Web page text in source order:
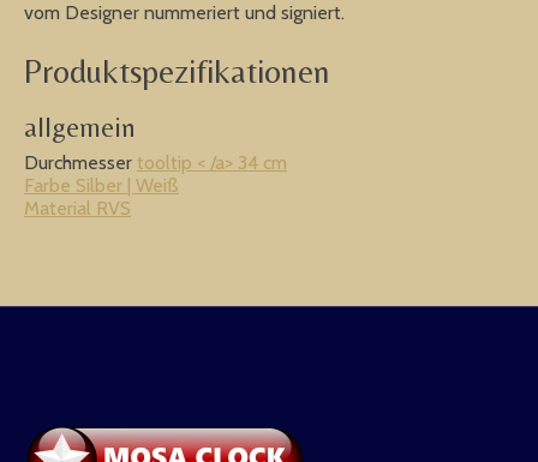
vom Designer nummeriert und signiert.
Produktspezifikationen
allgemein
Durchmesser tooltip < /a> 34 cm
Farbe Silber | Weiß
Material RVS